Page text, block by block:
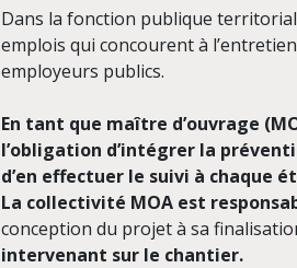
Dans la fonction publique
emplois qui concourent à
employeurs publics.
En tant que maître d’ouvrage
l’obligation d’intégrer la
d’en effectuer le suivi à chaque
La collectivité MOA est
conception du projet à sa
intervenant sur le chantier.